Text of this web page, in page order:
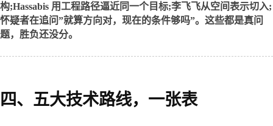
构;Hassabis 用工程路径逼近同一个目标;李飞飞从空间表示切入;
怀疑者在追问”就算方向对，现在的条件够吗”。这些都是真问
题，胜负还没分。
四、五大技术路线，一张表